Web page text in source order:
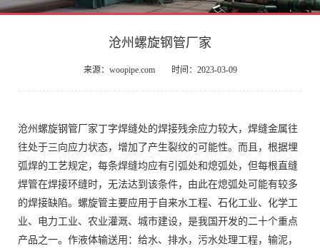
沧州螺旋钢管厂家
来源：woopipe.com 时间：2023-03-09
沧州螺旋钢管厂家丁字焊缝处的焊接残余应力较大，焊缝金属往
往处于三向应力状态，增加了产生裂纹的可能性。而且，根据埋
弧焊的工艺规定，每条焊缝均应有引弧处和熄弧处，但每根直缝
焊管在焊接环缝时，无法达到该条件，由此在熄弧处可能有较多
的焊接缺陷。螺旋管主要应用于自来水工程、石化工业、化学工
业、电力工业、农业灌溉、城市建设，是我国开发的二十个重点
产品之一。作液体输送用：给水、排水，污水处理工程，输泥，